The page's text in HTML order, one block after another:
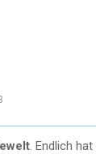
. Endlich